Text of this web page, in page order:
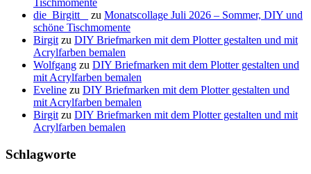
Tischmomente
die_Birgitt _
zu Monatscollage Juli 2026 – Sommer, DIY und
schöne Tischmomente
Birgit zu DIY Briefmarken mit dem Plotter gestalten und mit
Acrylfarben bemalen
Wolfgang zu DIY Briefmarken mit dem Plotter gestalten und
mit Acrylfarben bemalen
Eveline zu DIY Briefmarken mit dem Plotter gestalten und
mit Acrylfarben bemalen
Birgit zu DIY Briefmarken mit dem Plotter gestalten und mit
Acrylfarben bemalen
Schlagworte